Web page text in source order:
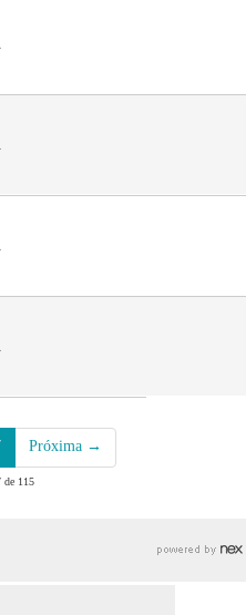
Próxima →
de 115